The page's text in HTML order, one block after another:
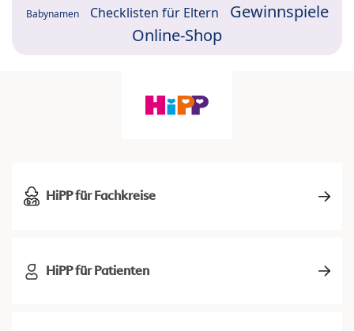
Babynamen Checklisten für Eltern
Gewinnspiele
Online-Shop
HiPP für Fachkreise
HiPP für Patienten